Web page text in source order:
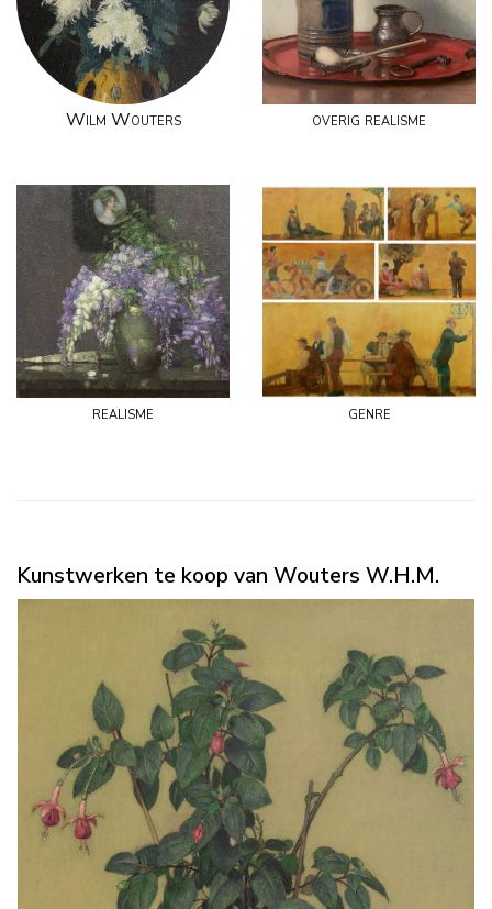
Wilm Wouters overig realisme
realisme genre
Kunstwerken te koop van Wouters W.H.M.